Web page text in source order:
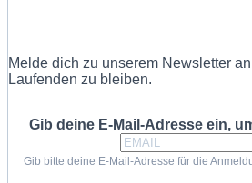
Melde dich zu unserem Newsletter
Laufenden zu bleiben.
Gib deine E-Mail-Adresse ein,
Gib bitte deine E-Mail-Adresse für die